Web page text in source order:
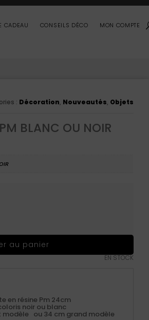
CADEAU CONSEILS DÉCO MON COMPTE
: Décoration, Nouveautés, Objets
BLANC OU NOIR
au panier
EN STOCK
en résine Pm 24cm
noir ou blanc
ou 34 cm grand modèle